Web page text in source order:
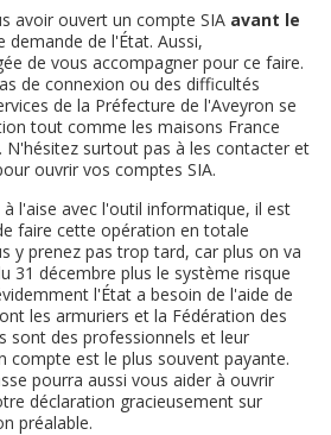
avoir ouvert un compte SIA avant le
demande de l'État. Aussi,
de vous accompagner pour ce faire.
de connexion ou des difficultés
de la Préfecture de l'Aveyron se
tout comme les maisons France
N'hésitez surtout pas à les contacter et
ouvrir vos comptes SIA.
l'aise avec l'outil informatique, il est
faire cette opération en totale
y prenez pas trop tard, car plus on va
31 décembre plus le système risque
l'État a besoin de l'aide de
les armuriers et la Fédération des
sont des professionnels et leur
compte est le plus souvent payante.
pourra aussi vous aider à ouvrir
déclaration gracieusement sur
préalable.